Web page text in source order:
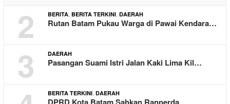
2 BERITA, BERITA TERKINI, DAERAH
Rutan Batam Pukau Warga di Pawai Kendara…
3 DAERAH
Pasangan Suami Istri Jalan Kaki Lima Kil…
BERITA TERKINI, DAERAH